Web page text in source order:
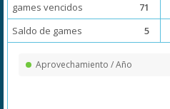
games vencidos
71
Saldo de games
5
Aprovechamiento / Año